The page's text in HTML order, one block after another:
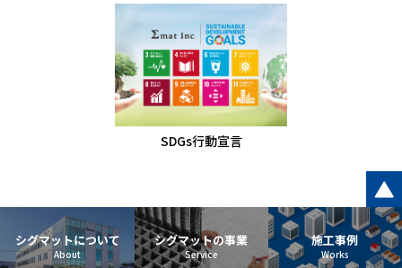
SDGs行動宣言
シグマットについて シグマットの事業 施工事例